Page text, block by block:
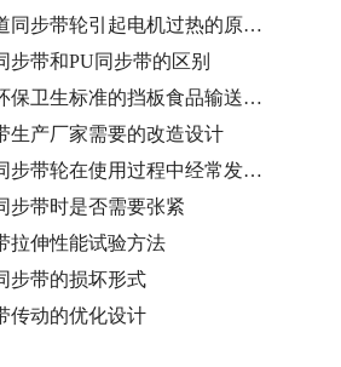
同步带轮引起电机过热的原…
步带和PU同步带的区别
保卫生标准的挡板食品输送…
生产厂家需要的改造设计
步带轮在使用过程中经常发…
步带时是否需要张紧
拉伸性能试验方法
步带的损坏形式
传动的优化设计